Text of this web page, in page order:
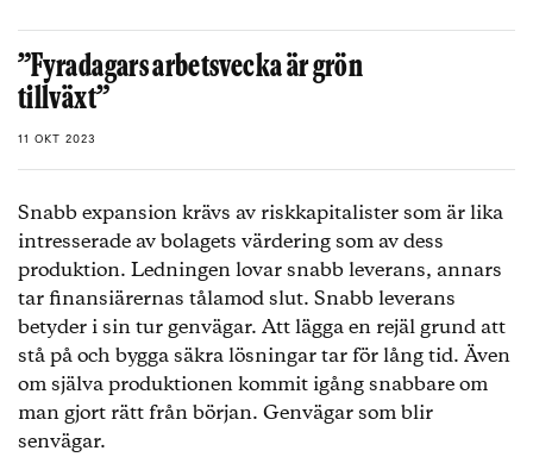
”Fyradagars arbetsvecka är grön
tillväxt”
11 OKT 2023
Snabb expansion krävs av riskkapitalister som är lika
intresserade av bolagets värdering som av dess
produktion. Ledningen lovar snabb leverans, annars
tar finansiärernas tålamod slut. Snabb leverans
betyder i sin tur genvägar. Att lägga en rejäl grund att
stå på och bygga säkra lösningar tar för lång tid. Även
om själva produktionen kommit igång snabbare om
man gjort rätt från början. Genvägar som blir
senvägar.